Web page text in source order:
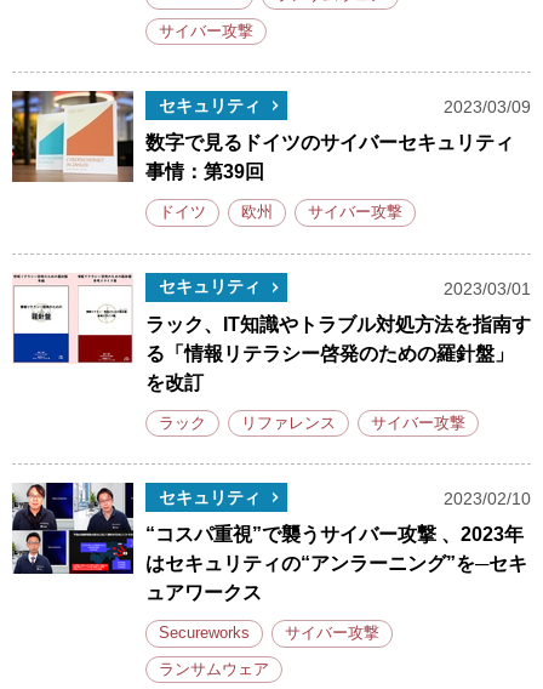
サイバー攻撃
セキュリティ 2023/03/09
数字で見るドイツのサイバーセキュリティ
事情：第39回
ドイツ 欧州 サイバー攻撃
セキュリティ 2023/03/01
ラック、IT知識やトラブル対処方法を指南す
る「情報リテラシー啓発のための羅針盤」
を改訂
ラック リファレンス サイバー攻撃
セキュリティ 2023/02/10
“コスパ重視”で襲うサイバー攻撃 、2023年
はセキュリティの“アンラーニング”を─セキ
ュアワークス
Secureworks サイバー攻撃
ランサムウェア